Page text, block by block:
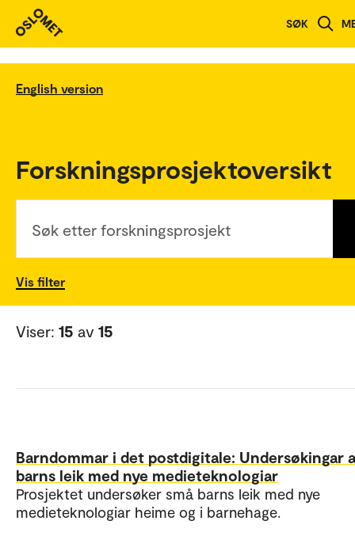
SØK
English version
Forskningsprosjektoversikt
Søk etter forskningsprosjekt
Vis filter
Viser: 15 av 15
Barndommar i det postdigitale: Undersøkingar
barns leik med nye medieteknologiar
Prosjektet undersøker små barns leik med nye
medieteknologiar heime og i barnehage.